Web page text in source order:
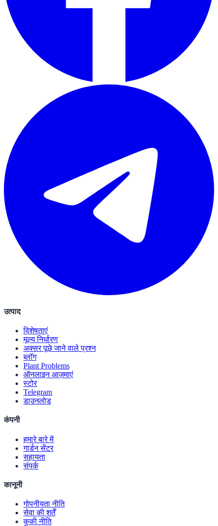
उत्पाद
विशेषताएं
मूल्य निर्धारण
अक्सर पूछे जाने वाले प्रश्न
ब्लॉग
Plant Problems
ऑनलाइन आज़माएं
स्टोर
Telegram
डाउनलोड
कंपनी
हमारे बारे में
गार्डन सेंटर
सहायता
संपर्क
कानूनी
गोपनीयता नीति
सेवा की शर्तें
कुकी नीति